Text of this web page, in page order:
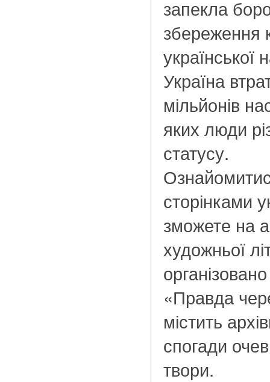
запекла
збереження
української
Україна
мільйонів
яких люди
статусу.
сторінками
зможете на
художньої
«Правда
містить
спогади
твори.